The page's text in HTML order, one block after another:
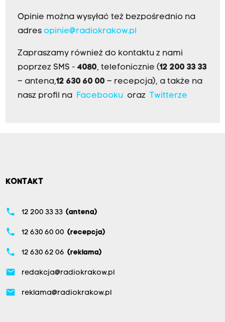
Opinie można wysyłać też bezpośrednio na
adres opinie@radiokrakow.pl
Zapraszamy również do kontaktu z nami
poprzez SMS - 4080, telefonicznie (12 200 33 33
– antena,12 630 60 00 – recepcja), a także na
nasz profil na
Facebookuoraz Twitterze
KONTAKT
phone 12 200 33 33 (antena)
phone 12 630 60 00 (recepcja)
phone 12 630 62 06 (reklama)
email redakcja@radiokrakow.pl
email reklama@radiokrakow.pl